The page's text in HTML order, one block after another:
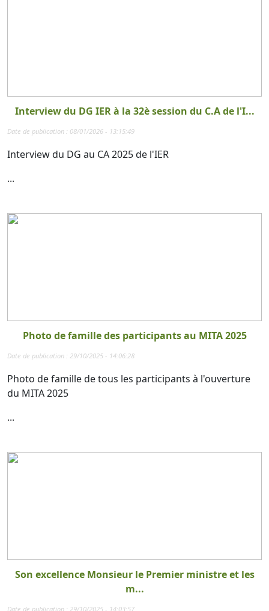
Interview du DG IER à la 32è session du C.A de l'I...
Date de publication : 08/01/2026 - 13:15:49
Interview du DG au CA 2025 de l'IER
...
Photo de famille des participants au MITA 2025
Date de publication : 29/10/2025 - 14:06:28
Photo de famille de tous les participants à l'ouverture
du MITA 2025
...
Son excellence Monsieur le Premier ministre et les
m...
Date de publication : 29/10/2025 - 14:03:57